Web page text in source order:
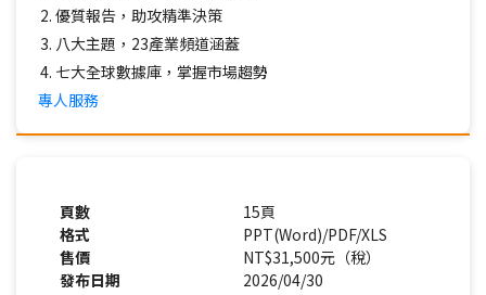
優質報告，助攻精準決策
八大主題，23產業頻道涵蓋
七大全球數據庫，掌握市場趨勢
專人服務
頁數
15頁
格式
PPT(Word)/PDF/XLS
售價
NT$31,500元（稅）
發布日期
2026/04/30